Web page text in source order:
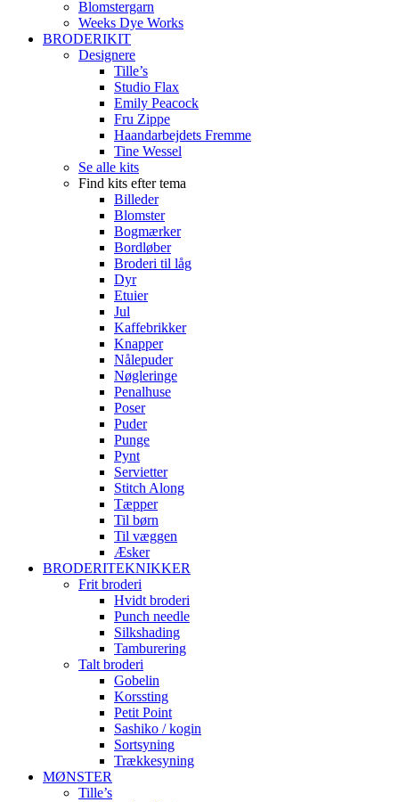
Blomstergarn
Weeks Dye Works
BRODERIKIT
Designere
Tille’s
Studio Flax
Emily Peacock
Fru Zippe
Haandarbejdets Fremme
Tine Wessel
Se alle kits
Find kits efter tema
Billeder
Blomster
Bogmærker
Bordløber
Broderi til låg
Dyr
Etuier
Jul
Kaffebrikker
Knapper
Nålepuder
Nøgleringe
Penalhuse
Poser
Puder
Punge
Pynt
Servietter
Stitch Along
Tæpper
Til børn
Til væggen
Æsker
BRODERITEKNIKKER
Frit broderi
Hvidt broderi
Punch needle
Silkshading
Tamburering
Talt broderi
Gobelin
Korssting
Petit Point
Sashiko / kogin
Sortsyning
Trækkesyning
MØNSTER
Tille’s